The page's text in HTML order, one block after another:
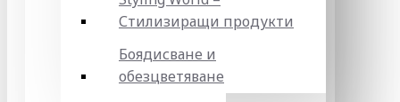
Стилизиращи продукти
Боядисване и
обезцветяване